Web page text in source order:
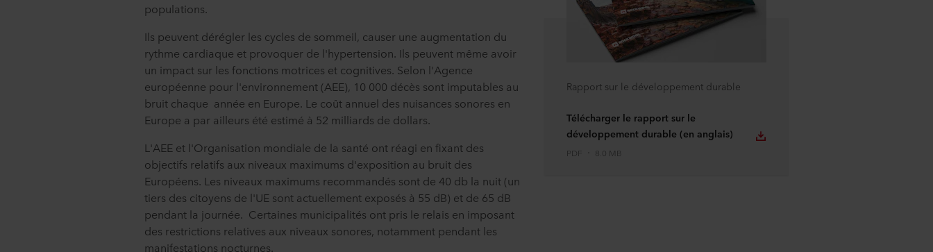
populations.
Ils peuvent dérégler les cycles de sommeil, causer une augmentation du
rythme cardiaque et provoquer de l'hypertension. Ils peuvent même avoir
un impact sur les fonctions motrices et cognitives. Selon l'Agence
européenne pour l'environnement (AEE), 10 000 décès sont imputables au
bruit chaque année en Europe. Le coût annuel des nuisances sonores en
Europe a par ailleurs été estimé à 52 milliards de dollars.
L'AEE et l'Organisation mondiale de la santé ont réagi en fixant des
objectifs relatifs aux niveaux maximums d'exposition au bruit des
Européens. Les niveaux maximums recommandés sont de 40 db la nuit (un
tiers des citoyens de l'UE sont actuellement exposés à 55 dB) et de 65 dB
pendant la journée. Certaines municipalités ont pris le relais en imposant
des restrictions relatives aux niveaux sonores, notamment pendant les
manifestations nocturnes.
Rapport sur le développement durable
Télécharger le rapport sur le
développement durable (en anglais)
PDF 8.0 MB